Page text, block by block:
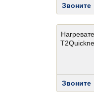
Звоните
Звоните